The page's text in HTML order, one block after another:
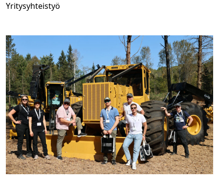
Yritysyhteistyö